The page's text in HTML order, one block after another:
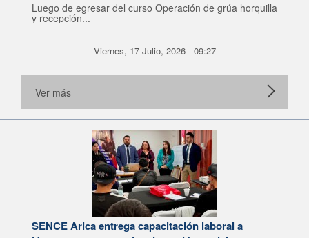
Luego de egresar del curso Operación de grúa horquilla
y recepción...
Viernes, 17 Julio, 2026 - 09:27
Ver más
SENCE Arica entrega capacitación laboral a